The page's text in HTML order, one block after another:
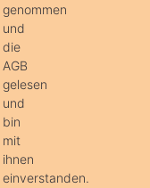
genommen
und
die
AGB
gelesen
und
bin
mit
ihnen
einverstanden.